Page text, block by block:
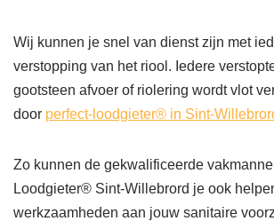
Wij kunnen je snel van dienst zijn met
verstopping van het riool. Iedere
gootsteen afvoer of riolering wordt vlot
door perfect-loodgieter® in Sint-
Zo kunnen de gekwalificeerde
Loodgieter® Sint-Willebrord je ook
werkzaamheden aan jouw sanitaire